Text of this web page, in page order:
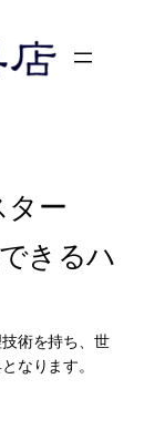
ター
きるハ
術を持ち、世
なります。